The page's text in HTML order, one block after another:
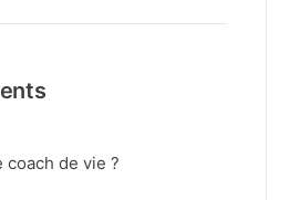
coach de vie ?